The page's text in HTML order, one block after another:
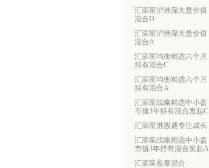
汇添富沪港深大盘价值
混合D
汇添富沪港深大盘价值
混合A
汇添富均衡精选六个月
持有混合C
汇添富均衡精选六个月
持有混合A
汇添富战略精选中小盘
市值3年持有混合发起C
汇添富港股通专注成长
汇添富战略精选中小盘
市值3年持有混合发起A
汇添富盈泰混合